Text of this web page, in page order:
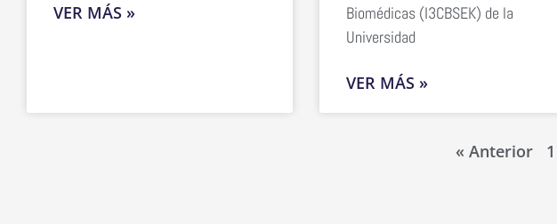
VER MÁS »
Biomédicas (I3CBSEK) de la
Universidad
VER MÁS »
« Anterior 1